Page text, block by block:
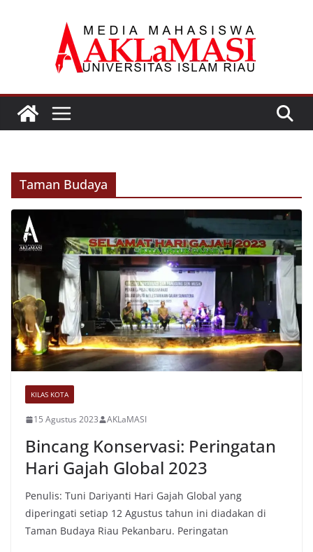
Taman Budaya
KILAS KOTA
15 Agustus 2023 AKLaMASI
Bincang Konservasi: Peringatan
Hari Gajah Global 2023
Penulis: Tuni Dariyanti Hari Gajah Global yang
diperingati setiap 12 Agustus tahun ini diadakan di
Taman Budaya Riau Pekanbaru. Peringatan